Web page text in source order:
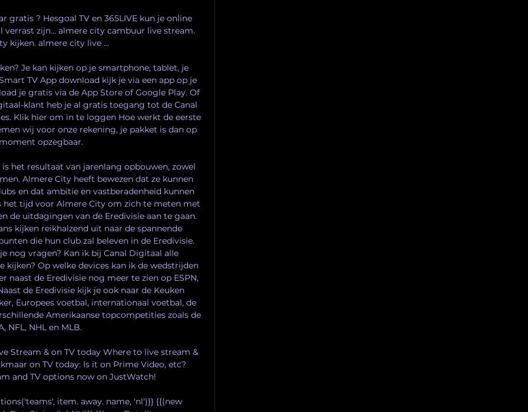
gratis ? Hesgoal TV en 365LIVE kun je online
verrast zijn... almere city cambuur live stream.
kijken. almere city live ...
Je kan kijken op je smartphone, tablet, je
TV App download kijk je via een app op je
je gratis via de App Store of Google Play. Of
klant heb je al gratis toegang tot de Canal
Klik hier om in te loggen Hoe werkt de eerste
wij voor onze rekening, je pakket is dan op
opzegbaar.
het resultaat van jarenlang opbouwen, zowel
Almere City heeft bewezen dat ze kunnen
en dat ambitie en vastberadenheid kunnen
het tijd voor Almere City om zich te meten met
de uitdagingen van de Eredivisie aan te gaan.
kijken reikhalzend uit naar de spannende
die hun club zal beleven in de Eredivisie.
nog vragen? Kan ik bij Canal Digitaal alle
kijken? Op welke devices kan ik de wedstrijden
naast de Eredivisie nog meer te zien op ESPN,
de Eredivisie kijk je ook naar de Keuken
Europees voetbal, internationaal voetbal, de
Amerikaanse topcompetities zoals de
NFL, NHL en MLB.
Stream & on TV today Where to live stream &
on TV today: Is it on Prime Video, etc?
and TV options now on JustWatch!
item. away. name, 'nl')}} {{(new